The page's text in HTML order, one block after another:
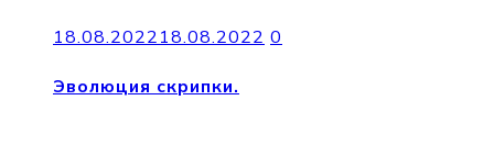
18.08.202218.08.2022 0
Эволюция скрипки.